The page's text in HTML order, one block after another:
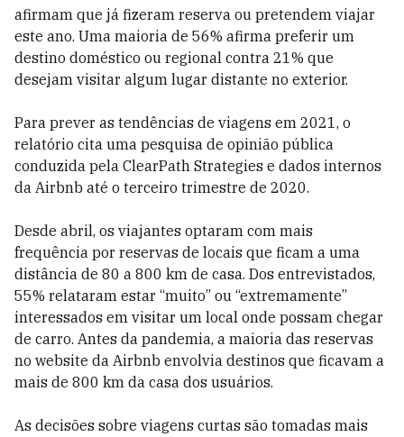
afirmam que já fizeram reserva ou pretendem viajar
este ano. Uma maioria de 56% afirma preferir um
destino doméstico ou regional contra 21% que
desejam visitar algum lugar distante no exterior.
Para prever as tendências de viagens em 2021, o
relatório cita uma pesquisa de opinião pública
conduzida pela ClearPath Strategies e dados internos
da Airbnb até o terceiro trimestre de 2020.
Desde abril, os viajantes optaram com mais
frequência por reservas de locais que ficam a uma
distância de 80 a 800 km de casa. Dos entrevistados,
55% relataram estar “muito” ou “extremamente”
interessados em visitar um local onde possam chegar
de carro. Antes da pandemia, a maioria das reservas
no website da Airbnb envolvia destinos que ficavam a
mais de 800 km da casa dos usuários.
As decisões sobre viagens curtas são tomadas mais